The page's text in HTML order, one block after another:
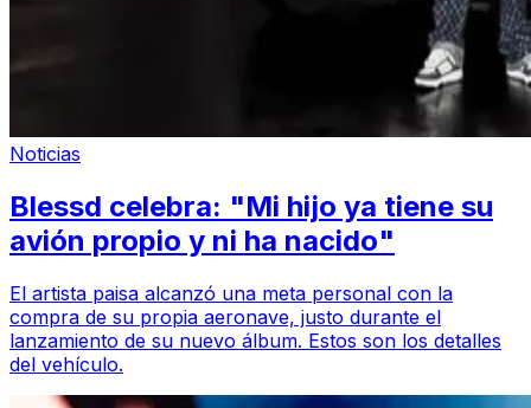
Noticias
Blessd celebra: "Mi hijo ya tiene su
avión propio y ni ha nacido"
El artista paisa alcanzó una meta personal con la
compra de su propia aeronave, justo durante el
lanzamiento de su nuevo álbum. Estos son los detalles
del vehículo.